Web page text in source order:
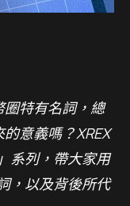
特有名詞，總
意義嗎？XREX
系列，帶大家用
，以及背後所代